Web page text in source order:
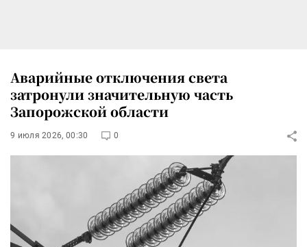
Аварийные отключения света
затронули значительную часть
Запорожской области
9 июля 2026, 00:30 0